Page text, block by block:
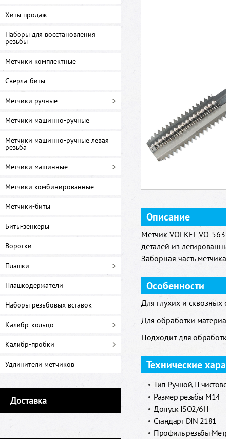
Хиты продаж
Наборы для восстановления
резьбы
Метчики комплектные
Сверла-биты
Метчики ручные
Метчики машинно-ручные
Метчики машинно-ручные левая
резьба
Метчики машинные
Метчики комбинированные
Метчики-биты
Биты-зенкеры
Воротки
Плашки
Плашкодержатели
Наборы резьбовых вставок
Калибр-кольцо
Калибр-пробки
Удлинители метчиков
Доставка
Описание
Метчик VOLKEL VO-
деталей из
Заборная часть
Особенности
Для глухих и сквозных
Для обработки
Подходит для
Технические
Тип Ручной, II
Размер резьбы M14
Допуск ISO2/6H
Стандарт DIN 2181
Профиль резьбы